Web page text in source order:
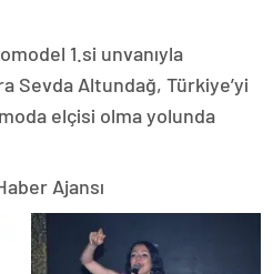
1.si unvanıyla
Sevda Altundağ, Türkiye’yi
elçisi olma yolunda
Ajansı